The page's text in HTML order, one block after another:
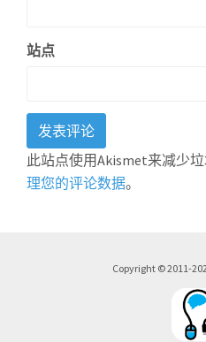
站点
此站点使用Akismet来减少垃
理您的评论数据。
Copyright © 2011-